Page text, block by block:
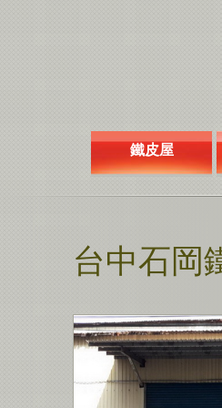
鐵皮屋
台中石岡